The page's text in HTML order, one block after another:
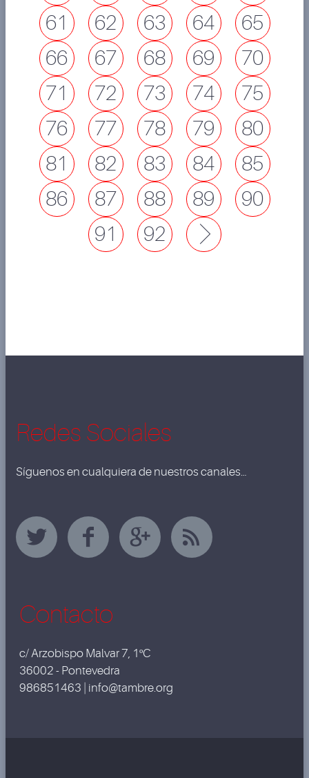
61
62 63 64
65
66
67 68 69
70
71
72 73 74
75
76
77 78 79
80
81
82 83 84
85
86
87 88 89
90
91
92 Next
Redes Sociales
Síguenos en cualquiera de nuestros canales…
Contacto
c/ Arzobispo Malvar 7, 1ºC
36002 - Pontevedra
986851463 | info@tambre.org